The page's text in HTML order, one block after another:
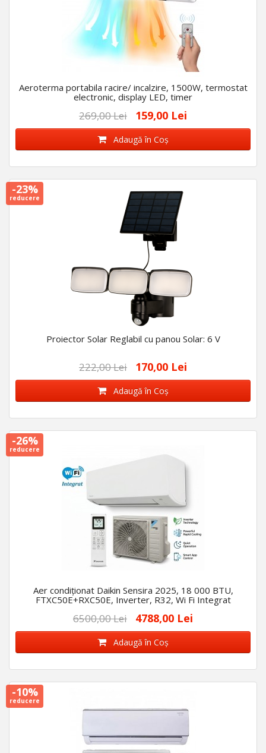
Aeroterma portabila racire/ incalzire, 1500W, termostat
electronic, display LED, timer
269,00 Lei 159,00 Lei
Adaugă în Coş
-23%
reducere
Proiector Solar Reglabil cu panou Solar: 6 V
222,00 Lei 170,00 Lei
Adaugă în Coş
-26%
reducere
Aer condiționat Daikin Sensira 2025, 18 000 BTU,
FTXC50E+RXC50E, Inverter, R32, Wi Fi Integrat
6500,00 Lei 4788,00 Lei
Adaugă în Coş
-10%
reducere